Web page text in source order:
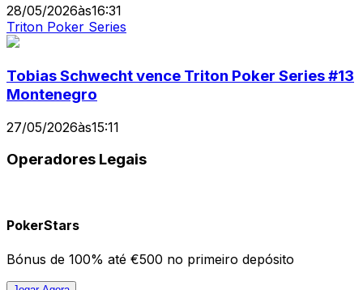
28/05/2026às16:31
Triton Poker Series
Tobias Schwecht vence Triton Poker Series #13
Montenegro
27/05/2026às15:11
Operadores Legais
PokerStars
Bónus de 100% até €500 no primeiro depósito